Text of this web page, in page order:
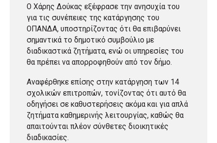
Ο Χάρης Δούκας εξέφρασε την ανησυχία του
για τις συνέπειες της κατάργησης του
ΟΠΑΝΔΑ, υποστηρίζοντας ότι θα επιβαρύνει
σημαντικά το δημοτικό συμβούλιο με
διαδικαστικά ζητήματα, ενώ οι υπηρεσίες του
θα πρέπει να απορροφηθούν από τον δήμο.
Αναφέρθηκε επίσης στην κατάργηση των 14
σχολικών επιτροπών, τονίζοντας ότι αυτό θα
οδηγήσει σε καθυστερήσεις ακόμα και για απλά
ζητήματα καθημερινής λειτουργίας, καθώς θα
απαιτούνται πλέον σύνθετες διοικητικές
διαδικασίες.